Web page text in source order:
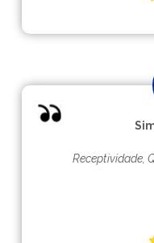
Receptividade,